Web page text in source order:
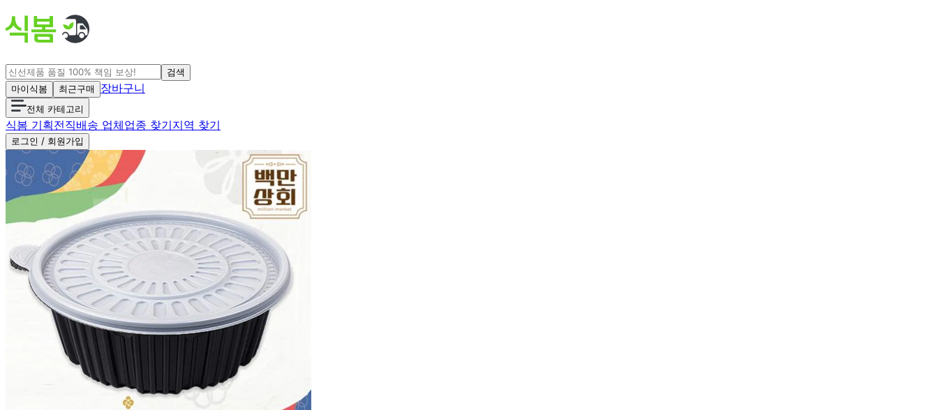
검색
마이식봄
최근구매 장바구니
전체 카테고리
식봄 기획전직배송 업체업종 찾기지역 찾기
로그인 / 회원가입